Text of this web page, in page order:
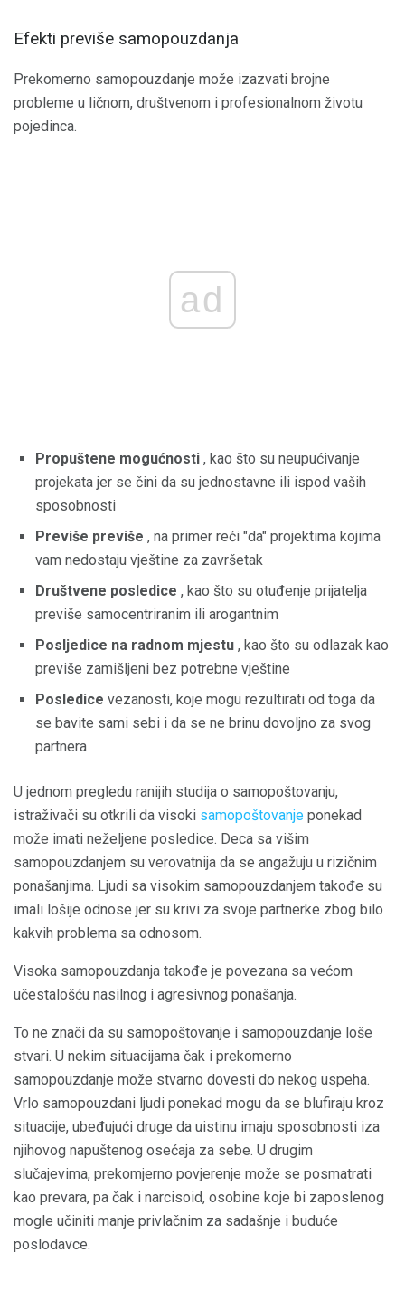
Efekti previše samopouzdanja
Prekomerno samopouzdanje može izazvati brojne
probleme u ličnom, društvenom i profesionalnom životu
pojedinca.
ad
Propuštene mogućnosti , kao što su neupućivanje
projekata jer se čini da su jednostavne ili ispod vaših
sposobnosti
Previše previše , na primer reći "da" projektima kojima
vam nedostaju vještine za završetak
Društvene posledice , kao što su otuđenje prijatelja
previše samocentriranim ili arogantnim
Posljedice na radnom mjestu , kao što su odlazak kao
previše zamišljeni bez potrebne vještine
Posledice vezanosti, koje mogu rezultirati od toga da
se bavite sami sebi i da se ne brinu dovoljno za svog
partnera
U jednom pregledu ranijih studija o samopoštovanju,
istraživači su otkrili da visoki samopoštovanje ponekad
može imati neželjene posledice. Deca sa višim
samopouzdanjem su verovatnija da se angažuju u rizičnim
ponašanjima. Ljudi sa visokim samopouzdanjem takođe su
imali lošije odnose jer su krivi za svoje partnerke zbog bilo
kakvih problema sa odnosom.
Visoka samopouzdanja takođe je povezana sa većom
učestalošću nasilnog i agresivnog ponašanja.
To ne znači da su samopoštovanje i samopouzdanje loše
stvari. U nekim situacijama čak i prekomerno
samopouzdanje može stvarno dovesti do nekog uspeha.
Vrlo samopouzdani ljudi ponekad mogu da se blufiraju kroz
situacije, ubeđujući druge da uistinu imaju sposobnosti iza
njihovog napuštenog osećaja za sebe. U drugim
slučajevima, prekomjerno povjerenje može se posmatrati
kao prevara, pa čak i narcisoid, osobine koje bi zaposlenog
mogle učiniti manje privlačnim za sadašnje i buduće
poslodavce.